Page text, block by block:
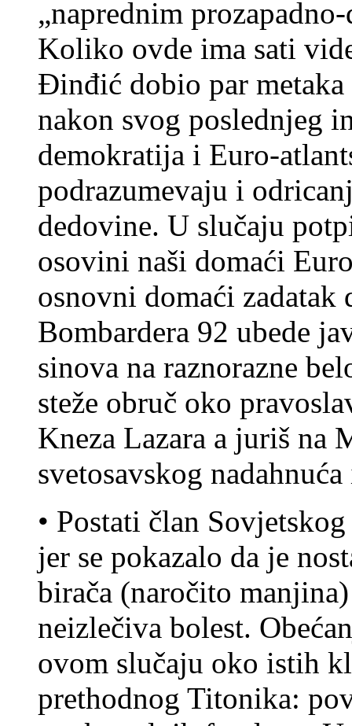
„naprednim
Koliko ovde ima sati
Đinđić dobio par
nakon svog poslednjeg
demokratija i Euro-
podrazumevaju i
dedovine. U slučaju
osovini naši domaći
osnovni domaći zadatak
Bombardera 92 ubede
sinova na raznorazne
steže obruč oko
Kneza Lazara a juriš na
svetosavskog
• Postati član
jer se pokazalo da je
birača (naročito
neizlečiva bolest.
ovom slučaju oko istih
prethodnog Titonika: